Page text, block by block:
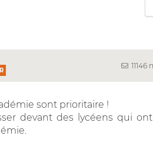
11146
sont prioritaire !
devant des lycéens qui